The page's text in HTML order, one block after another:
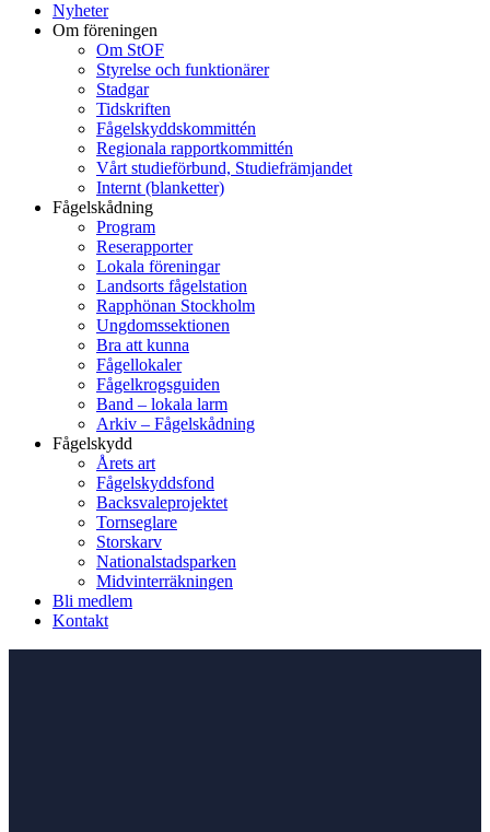
Nyheter
Om föreningen
Om StOF
Styrelse och funktionärer
Stadgar
Tidskriften
Fågelskyddskommittén
Regionala rapportkommittén
Vårt studieförbund, Studiefrämjandet
Internt (blanketter)
Fågelskådning
Program
Reserapporter
Lokala föreningar
Landsorts fågelstation
Rapphönan Stockholm
Ungdomssektionen
Bra att kunna
Fågellokaler
Fågelkrogsguiden
Band – lokala larm
Arkiv – Fågelskådning
Fågelskydd
Årets art
Fågelskyddsfond
Backsvaleprojektet
Tornseglare
Storskarv
Nationalstadsparken
Midvinterräkningen
Bli medlem
Kontakt